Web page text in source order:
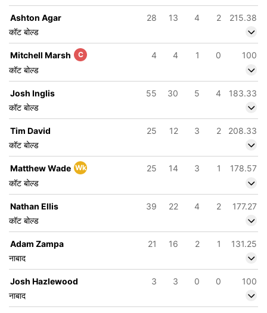
Ashton Agar 28 13 4 2
215.38
कॉट बोल्ड
Mitchell Marsh C 4 4 1 0
100
कॉट बोल्ड
Josh Inglis 55 30 5 4
183.33
कॉट बोल्ड
Tim David 25 12 3 2
208.33
कॉट बोल्ड
Matthew Wade Wk 25 14 3 1
178.57
कॉट बोल्ड
Nathan Ellis 39 22 4 2
177.27
कॉट बोल्ड
Adam Zampa 21 16 2 1
131.25
नाबाद
Josh Hazlewood 3 3 0 0
100
नाबाद